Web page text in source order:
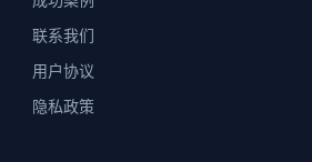
联系我们
用户协议
隐私政策